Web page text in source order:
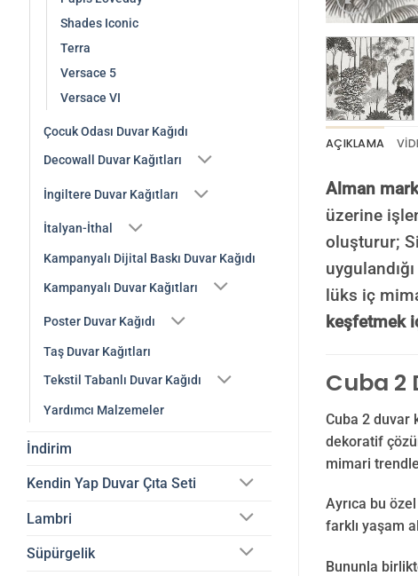
Shades Iconic
Terra
Versace 5
Versace VI
Çocuk Odası Duvar Kağıdı
Decowall Duvar Kağıtları
İngiltere Duvar Kağıtları
İtalyan-İthal
Kampanyalı Dijital Baskı Duvar Kağıdı
Kampanyalı Duvar Kağıtları
Poster Duvar Kağıdı
Taş Duvar Kağıtları
Tekstil Tabanlı Duvar Kağıdı
Yardımcı Malzemeler
İndirim
Kendin Yap Duvar Çıta Seti
Lambri
Süpürgelik
AÇIKLAMA
Alman
üzerine
oluşturur;
lüks iç
keşfetmek
Cuba 2
Cuba 2 duvar
dekoratif
mimari
Ayrıca bu
farklı yaşam
Bununla